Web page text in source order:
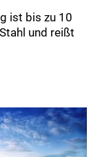
ist bis zu 10
und reißt